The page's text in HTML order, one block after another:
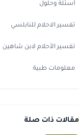
أسئلة وحلول
تفسير الاحلام للنابلسي
تفسير الأحلام لابن شاهين
معلومات طبية
مقالات ذات صلة